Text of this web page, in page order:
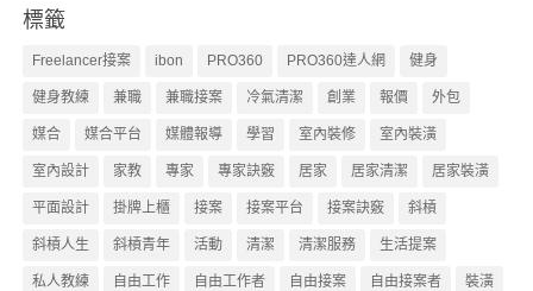
標籤
Freelancer接案 ibon PRO360 PRO360達人網 健身
健身教練 兼職 兼職接案 冷氣清潔 創業 報價 外包
媒合 媒合平台 媒體報導 學習 室內裝修 室內裝潢
室內設計 家教 專家 專家訣竅 居家 居家清潔 居家裝潢
平面設計 掛牌上櫃 接案 接案平台 接案訣竅 斜槓
斜槓人生 斜槓青年 活動 清潔 清潔服務 生活提案
私人教練 自由工作 自由工作者 自由接案 自由接案者 裝潢